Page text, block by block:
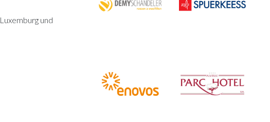
und